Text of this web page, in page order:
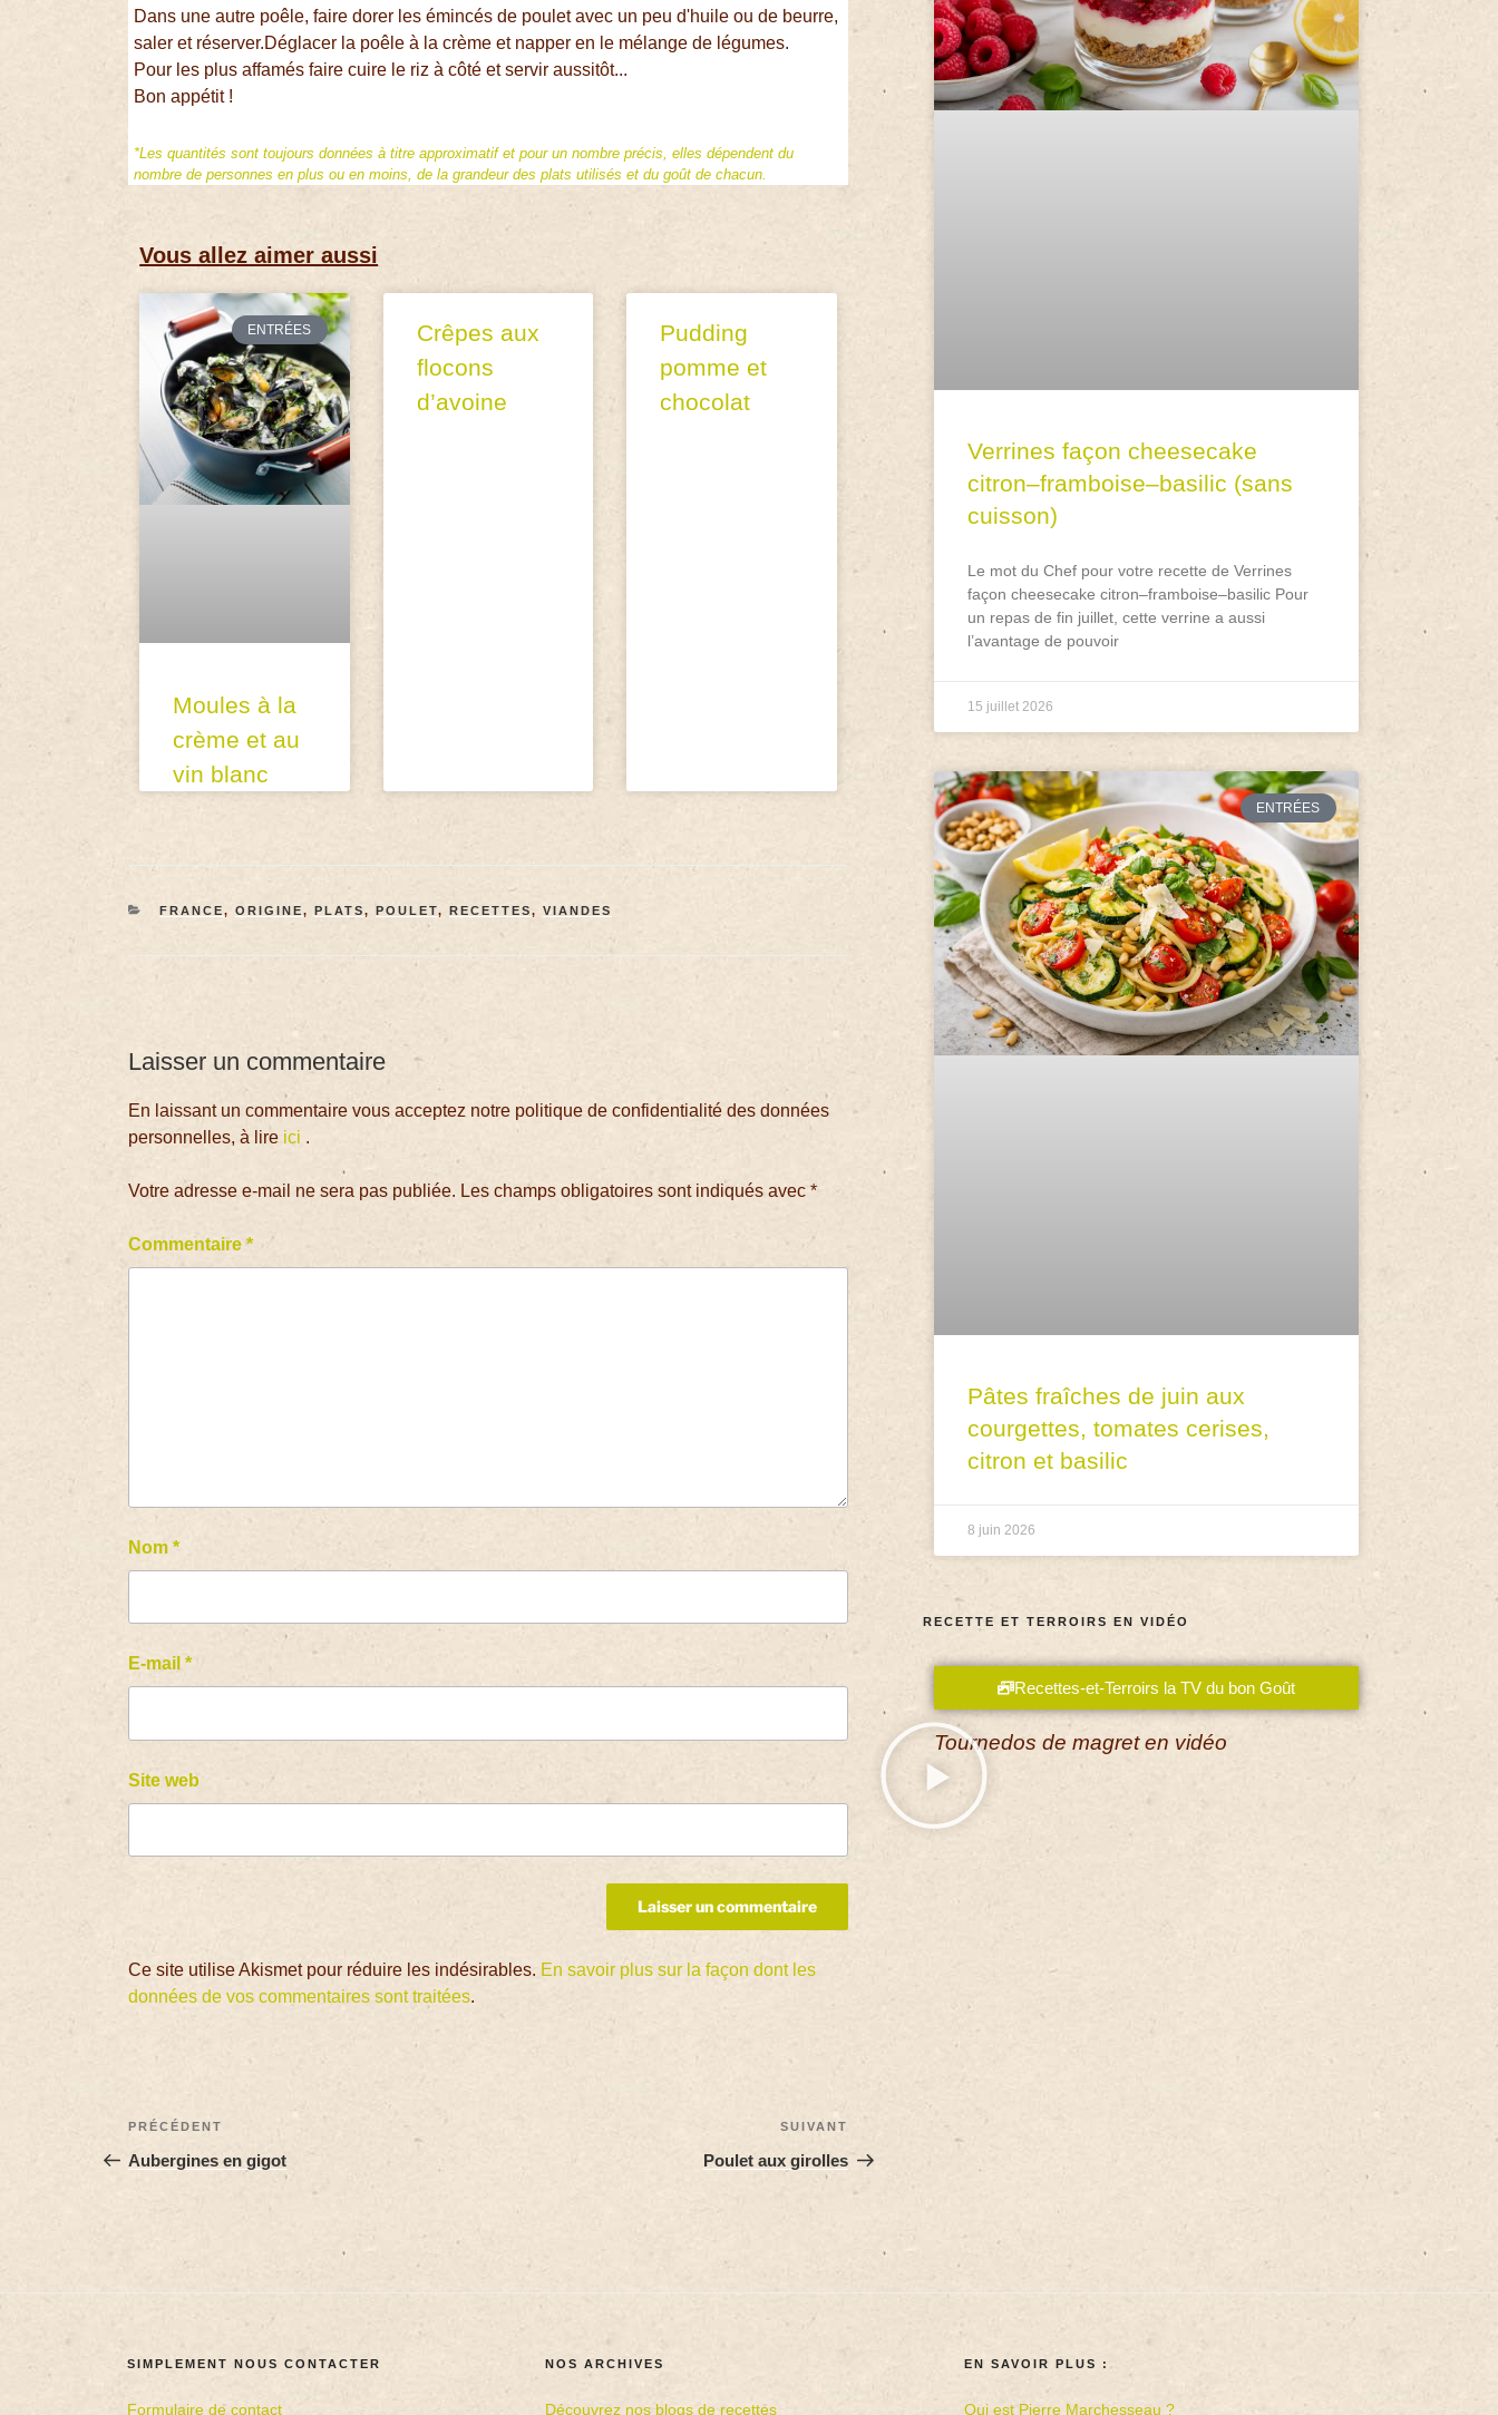
Dans une autre poêle, faire dorer les émincés de poulet avec un peu d'huile ou de beurre,
saler et réserver.Déglacer la poêle à la crème et napper en le mélange de légumes.
Pour les plus affamés faire cuire le riz à côté et servir aussitôt...
Bon appétit !
*Les quantités sont toujours données à titre approximatif et pour un nombre précis, elles dépendent du
nombre de personnes en plus ou en moins, de la grandeur des plats utilisés et du goût de chacun.
Vous allez aimer aussi
ENTRÉES
Moules à la
crème et au
vin blanc
Crêpes aux
flocons
d’avoine
Pudding
pomme et
chocolat
FRANCE, ORIGINE, PLATS, POULET, RECETTES, VIANDES
Laisser un commentaire
En laissant un commentaire vous acceptez notre politique de confidentialité des données
personnelles, à lire ici .
Votre adresse e-mail ne sera pas publiée. Les champs obligatoires sont indiqués avec*
Commentaire*
Nom*
E-mail*
Site web
Ce site utilise Akismet pour réduire les indésirables. En savoir plus sur la façon dont les
données de vos commentaires sont traitées.
PRÉCÉDENT
Aubergines en gigot
SUIVANT
Poulet aux girolles
Verrines façon cheesecake
citron–framboise–basilic (sans
cuisson)
Le mot du Chef pour votre recette de Verrines
façon cheesecake citron–framboise–basilic Pour
un repas de fin juillet, cette verrine a aussi
l’avantage de pouvoir
15 juillet 2026
ENTRÉES
Pâtes fraîches de juin aux
courgettes, tomates cerises,
citron et basilic
8 juin 2026
RECETTE ET TERROIRS EN VIDÉO
Recettes-et-Terroirs la TV du bon Goût
Tournedos de magret en vidéo
SIMPLEMENT NOUS CONTACTER
Formulaire de contact
NOS ARCHIVES
Découvrez nos blogs de recettes
EN SAVOIR PLUS :
Qui est Pierre Marchesseau ?